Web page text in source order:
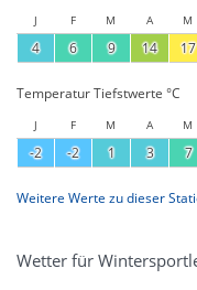
J F M A M
4 6 9 14 17
Temperatur Tiefstwerte °C
J F M A M
-2 -2 1 3 7
Weitere Werte zu dieser
Wetter für